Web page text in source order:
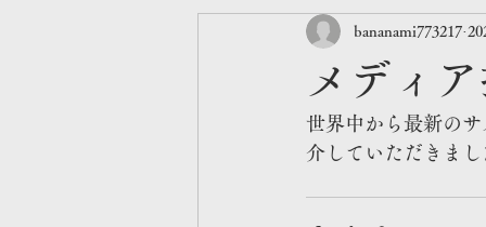
メディ
bananami773217
世界中から最新の
介していただきまし